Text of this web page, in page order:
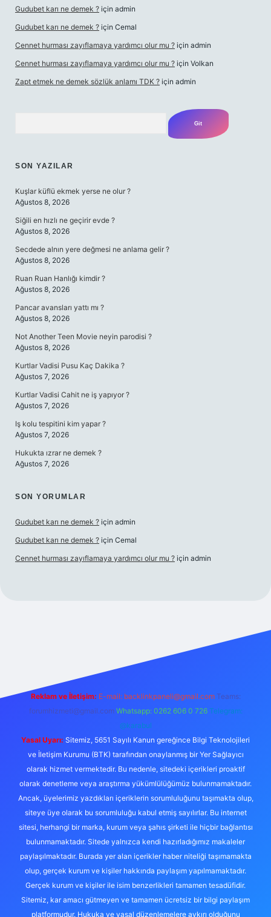
Gudubet karı ne demek ? için admin
Gudubet karı ne demek ? için Cemal
Cennet hurması zayıflamaya yardımcı olur mu ? için admin
Cennet hurması zayıflamaya yardımcı olur mu ? için Volkan
Zapt etmek ne demek sözlük anlamı TDK ? için admin
SON YAZILAR
Kuşlar küflü ekmek yerse ne olur ?
Ağustos 8, 2026
Siğili en hızlı ne geçirir evde ?
Ağustos 8, 2026
Secdede alnın yere değmesi ne anlama gelir ?
Ağustos 8, 2026
Ruan Ruan Hanlığı kimdir ?
Ağustos 8, 2026
Pancar avansları yattı mı ?
Ağustos 8, 2026
Not Another Teen Movie neyin parodisi ?
Ağustos 8, 2026
Kurtlar Vadisi Pusu Kaç Dakika ?
Ağustos 7, 2026
Kurtlar Vadisi Cahit ne iş yapıyor ?
Ağustos 7, 2026
Iş kolu tespitini kim yapar ?
Ağustos 7, 2026
Hukukta ızrar ne demek ?
Ağustos 7, 2026
SON YORUMLAR
Gudubet karı ne demek ? için admin
Gudubet karı ne demek ? için Cemal
Cennet hurması zayıflamaya yardımcı olur mu ? için admin
Reklam ve İletişim: E-mail: backlinkpaneli@gmail.com Teams:
forumhizmeti@gmail.com Whatsapp: 0262 606 0 726 Telegram:
@karabul
Yasal Uyarı: Sitemiz, 5651 Sayılı Kanun gereğince Bilgi Teknolojileri
ve İletişim Kurumu (BTK) tarafından onaylanmış bir Yer Sağlayıcı
olarak hizmet vermektedir. Bu nedenle, sitedeki içerikleri proaktif
olarak denetleme veya araştırma yükümlülüğümüz bulunmamaktadır.
Ancak, üyelerimiz yazdıkları içeriklerin sorumluluğunu taşımakta olup,
siteye üye olarak bu sorumluluğu kabul etmiş sayılırlar. Bu internet
sitesi, herhangi bir marka, kurum veya şahıs şirketi ile hiçbir bağlantısı
bulunmamaktadır. Sitede yalnızca kendi hazırladığımız makaleler
paylaşılmaktadır. Burada yer alan içerikler haber niteliği taşımamakta
olup, gerçek kurum ve kişiler hakkında paylaşım yapılmamaktadır.
Gerçek kurum ve kişiler ile isim benzerlikleri tamamen tesadüfidir.
Sitemiz, kar amacı gütmeyen ve tamamen ücretsiz bir bilgi paylaşım
platformudur. Hukuka ve yasal düzenlemelere aykırı olduğunu